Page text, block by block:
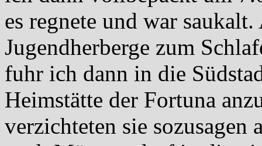
es regnete und war
Jugendherberge zum
fuhr ich dann in die
Heimstätte der Fortuna
verzichteten sie sozusagen